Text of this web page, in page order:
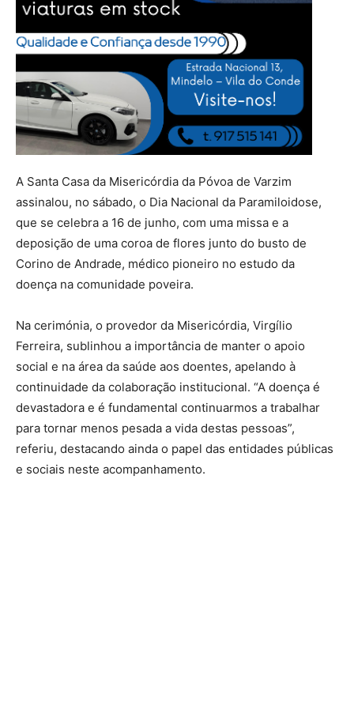
A Santa Casa da Misericórdia da Póvoa de Varzim
assinalou, no sábado, o Dia Nacional da Paramiloidose,
que se celebra a 16 de junho, com uma missa e a
deposição de uma coroa de flores junto do busto de
Corino de Andrade, médico pioneiro no estudo da
doença na comunidade poveira.
Na cerimónia, o provedor da Misericórdia, Virgílio
Ferreira, sublinhou a importância de manter o apoio
social e na área da saúde aos doentes, apelando à
continuidade da colaboração institucional. “A doença é
devastadora e é fundamental continuarmos a trabalhar
para tornar menos pesada a vida destas pessoas”,
referiu, destacando ainda o papel das entidades públicas
e sociais neste acompanhamento.